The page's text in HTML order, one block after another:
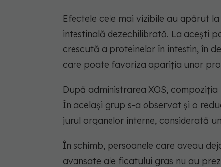
Efectele cele mai vizibile au apărut
intestinală dezechilibrată. La acești
crescută a proteinelor în intestin, în
care poate favoriza apariția unor
După administrarea XOS,
În același grup s-a observat și o
jurul organelor interne, considerată
În schimb, persoanele care aveau
avansate ale ficatului gras nu au